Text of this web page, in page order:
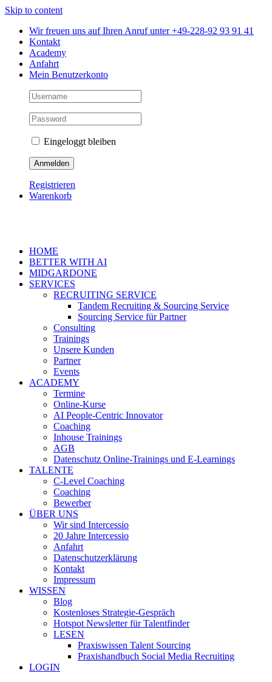
Skip to content
Wir freuen uns auf Ihren Anruf unter +49-228-92 93 91 41
Kontakt
Academy
Anfahrt
Mein Benutzerkonto
Eingeloggt bleiben
Registrieren
Warenkorb
HOME
BETTER WITH AI
MIDGARDONE
SERVICES
RECRUITING SERVICE
Tandem Recruiting & Sourcing Service
Sourcing Service für Partner
Consulting
Trainings
Unsere Kunden
Partner
Events
ACADEMY
Termine
Online-Kurse
AI People-Centric Innovator
Coaching
Inhouse Trainings
AGB
Datenschutz Online-Trainings und E-Learnings
TALENTE
C-Level Coaching
Coaching
Bewerber
ÜBER UNS
Wir sind Intercessio
20 Jahre Intercessio
Anfahrt
Datenschutzerklärung
Kontakt
Impressum
WISSEN
Blog
Kostenloses Strategie-Gespräch
Hotspot Newsletter für Talentfinder
LESEN
Praxiswissen Talent Sourcing
Praxishandbuch Social Media Recruiting
LOGIN